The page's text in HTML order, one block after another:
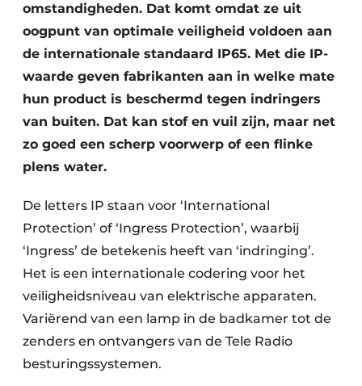
Duurzaamheid & Innovatie
Fundering
Kopen/Huren/Leasen
Sloop & Recycling
Bouwtransport
Machines & Materieel
omstandigheden. Dat komt omdat ze uit
oogpunt van optimale veiligheid voldoen aan
de internationale standaard IP65. Met die IP-
waarde geven fabrikanten aan in welke mate
hun product is beschermd tegen indringers
van buiten. Dat kan stof en vuil zijn, maar net
zo goed een scherp voorwerp of een flinke
plens water.
De letters IP staan voor ‘International
Protection’ of ‘Ingress Protection’, waarbij
‘Ingress’ de betekenis heeft van ‘indringing’.
Het is een internationale codering voor het
veiligheidsniveau van elektrische apparaten.
Variërend van een lamp in de badkamer tot de
zenders en ontvangers van de Tele Radio
besturingssystemen.